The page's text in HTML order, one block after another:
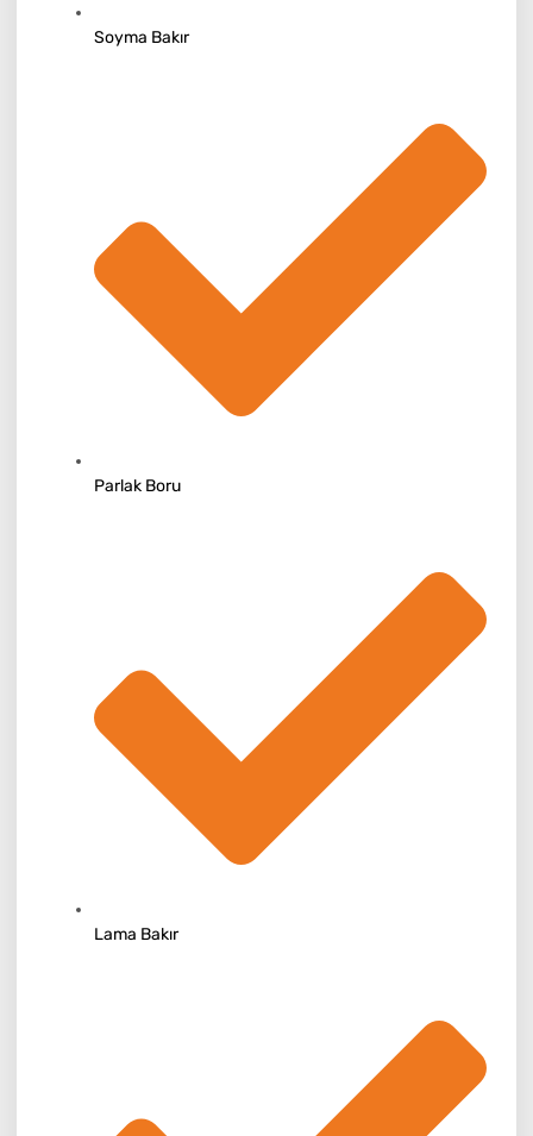
Soyma Bakır
Parlak Boru
Lama Bakır